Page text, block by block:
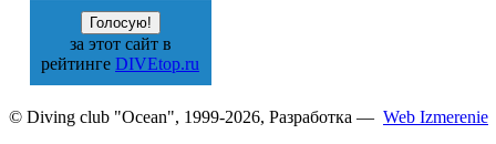
за этот сайт в
рейтинге DIVEtop.ru
© Diving club "Ocean", 1999-2026, Разработка — Web Izmerenie